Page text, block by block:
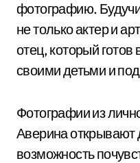
фотографию.
не только актер и
отец, который готов
своими детьми и
Фотографии из
Аверина открывают
возможность